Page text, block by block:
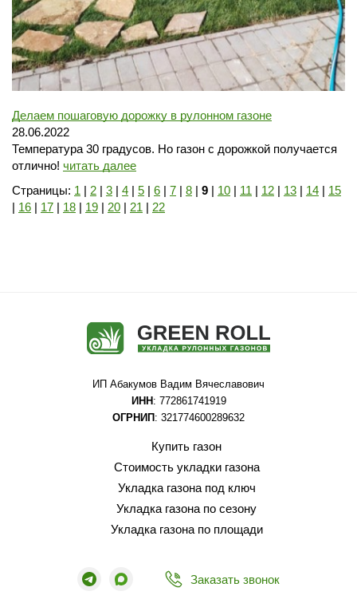
Делаем пошаговую дорожку в рулонном газоне
28.06.2022
Температура 30 градусов. Но газон с дорожкой получается
отлично! читать далее
Страницы: 1 | 2 | 3 | 4 | 5 | 6 | 7 | 8 | 9 | 10 | 11 | 12 | 13 | 14 | 15
| 16 | 17 | 18 | 19 | 20 | 21 | 22
ИП Абакумов Вадим Вячеславович
ИНН : 772861741919
ОГРНИП : 321774600289632
Купить газон
Стоимость укладки газона
Укладка газона под ключ
Укладка газона по сезону
Укладка газона по площади
Заказать звонок